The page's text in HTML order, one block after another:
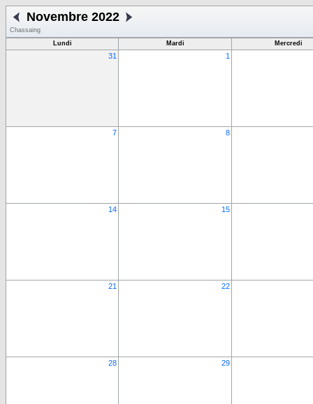
Novembre 2022
Chassaing
Lundi
Mardi Mercredi
31 1
7 8
14 15
21 22
28 29